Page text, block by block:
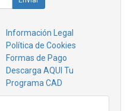
Información Legal
Política de Cookies
Formas de Pago
Descarga AQUI Tu
Programa CAD